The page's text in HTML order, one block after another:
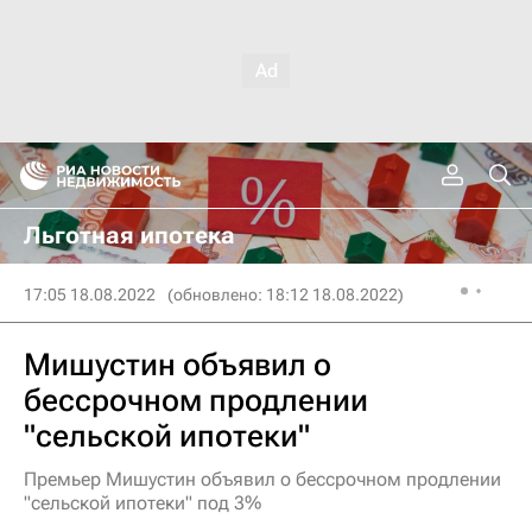
Льготная ипотека
17:05 18.08.2022 (обновлено: 18:12 18.08.2022)
Мишустин объявил о
бессрочном продлении
"сельской ипотеки"
Премьер Мишустин объявил о бессрочном продлении
"сельской ипотеки" под 3%